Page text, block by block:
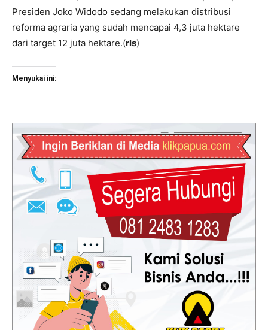
Presiden Joko Widodo sedang melakukan distribusi
reforma agraria yang sudah mencapai 4,3 juta hektare
dari target 12 juta hektare.(rls)
Menyukai ini: